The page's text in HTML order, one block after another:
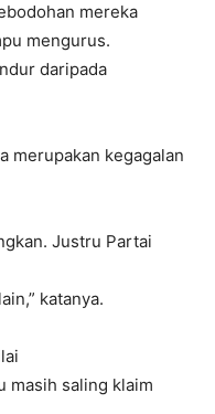
mereka
mengurus.
daripada
merupakan kegagalan
Justru Partai
katanya.
masih saling klaim